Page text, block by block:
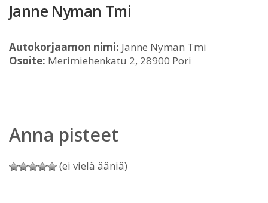
Janne Nyman Tmi
Autokorjaamon nimi: Janne Nyman Tmi
Osoite: Merimiehenkatu 2, 28900 Pori
Anna pisteet
(ei vielä ääniä)